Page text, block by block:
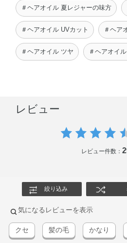
＃ヘアオイル 夏レジャーの味方
＃ヘアオイル UVカット ＃ヘア
＃ヘアオイル ツヤ ＃ヘアオイ
レビュー
レビュー件数：
絞り込み
気になるレビューを表示
クセ 髪の毛 かなり